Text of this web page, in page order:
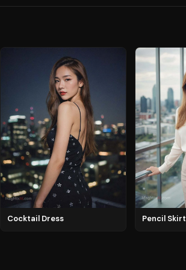
Cocktail Dress Pencil Skirt